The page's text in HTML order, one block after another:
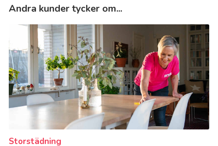
Andra kunder tycker om...
Storstädning